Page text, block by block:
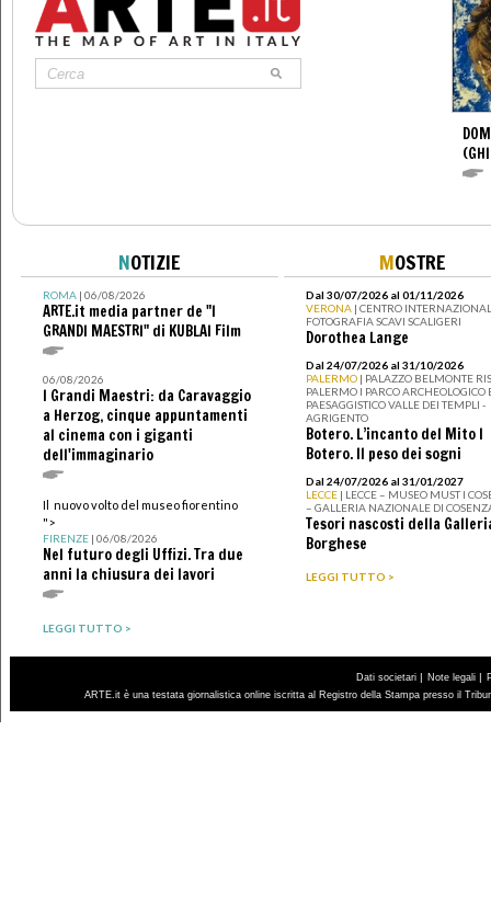
NOTIZIE
ROMA| 06/08/2026
ARTE.it media partner de "I
GRANDI MAESTRI" di KUBLAI Film
06/08/2026
I Grandi Maestri: da Caravaggio
a Herzog, cinque appuntamenti
al cinema con i giganti
dell'immaginario
Il nuovo volto del museo fiorentino
">
FIRENZE| 06/08/2026
Nel futuro degli Uffizi. Tra due
anni la chiusura dei lavori
LEGGI TUTTO >
MOSTRE
Dal 30/07/2026 al 01/11/2026
VERONA | CENTRO
FOTOGRAFIA SCAVI SCALIGERI
Dorothea Lange
Dal 24/07/2026 al 31/10/2026
PALERMO | PALAZZO BELMONTE
PALERMO I PARCO ARCHEOLOGICO
PAESAGGISTICO VALLE DEI TEMPLI -
AGRIGENTO
Botero. L’incanto del Mito I
Botero. Il peso dei sogni
Dal 24/07/2026 al 31/01/2027
LECCE | LECCE – MUSEO MUST I
– GALLERIA NAZIONALE DI
Tesori nascosti della
Borghese
LEGGI TUTTO >
Dati societari Note legali
ARTE.it è una testata giornalistica online iscritta al Registro della Stampa presso il